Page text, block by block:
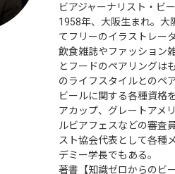
ビアジャーナリスト・ビ
1958年、大阪生まれ。大
てフリーのイラストレー
飲食雑誌やファッション
とフードのペアリングは
のライフスタイルとのペ
ビールに関する各種資格
アカップ、グレートアメ
ルビアフェスなどの審査
スト協会代表として各種
デミー学長でもある。
著書【知識ゼロからのビ